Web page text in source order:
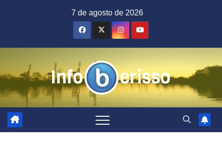
7 de agosto de 2026